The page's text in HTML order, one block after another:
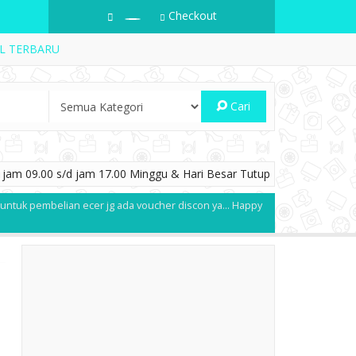
Checkout
TERBARU
Cari
jam 09.00 s/d jam 17.00 Minggu & Hari Besar Tutup
pembelian ecer jg ada voucher discon ya... Happy